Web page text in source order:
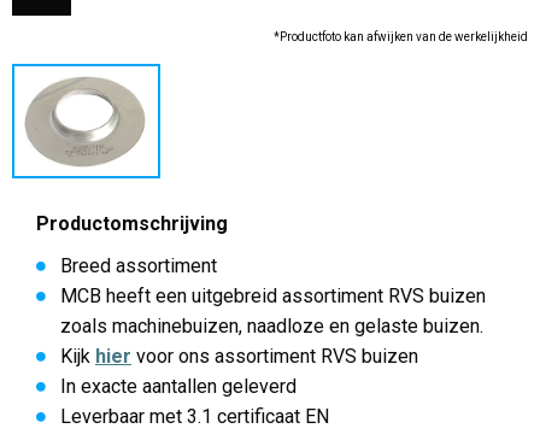
*Productfoto kan afwijken van de werkelijkheid
Productomschrijving
Breed assortiment
MCB heeft een uitgebreid assortiment RVS buizen
zoals machinebuizen, naadloze en gelaste buizen.
Kijk hier voor ons assortiment RVS buizen
In exacte aantallen geleverd
Leverbaar met 3.1 certificaat EN